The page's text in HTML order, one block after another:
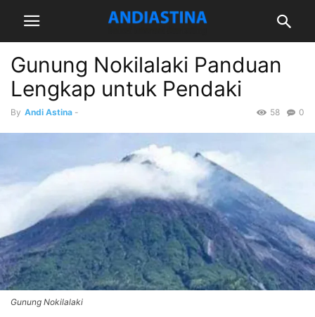
Gunung Nokilalaki Panduan
Lengkap untuk Pendaki
By Andi Astina - 0
58
Gunung Nokilalaki